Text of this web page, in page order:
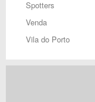
Spotters
Venda
Vila do Porto